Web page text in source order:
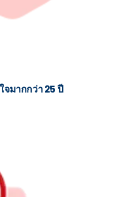
จมากกว่า 25 ปี